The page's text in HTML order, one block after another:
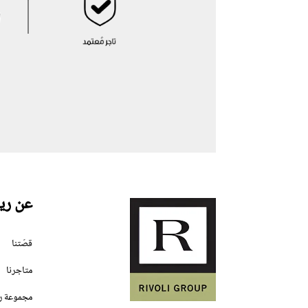
عن
قصّتنا
متاجرنا
مجموعة